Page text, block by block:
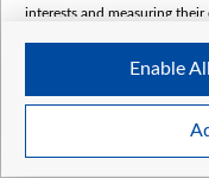
будзе +40°С
06 ЖНІЎНЯ 2026 НАВІНЫ
interests and measuring
The purposes of processing
follows:
Use limited data to
Create profiles for
Enable